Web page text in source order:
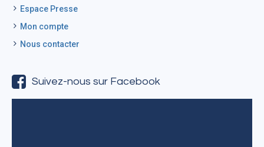
Espace Presse
Mon compte
Nous contacter
Suivez-nous sur Facebook